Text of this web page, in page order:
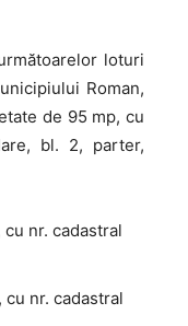
loturi
Roman,
de 95 mp, cu
bl. 2, parter,
nr. cadastral
nr. cadastral